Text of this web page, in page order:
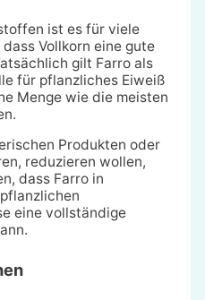
ist es für viele
Vollkorn eine gute
gilt Farro als
für pflanzliches Eiweiß
Menge wie die meisten
Produkten oder
reduzieren wollen,
dass Farro in
eine vollständige